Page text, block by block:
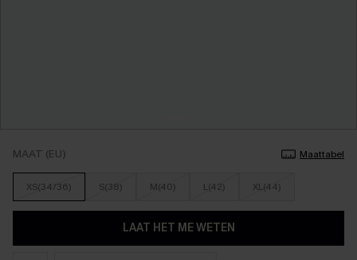
MAAT (EU) Maattabel
XS(34/36) S(38) M(40) L(42) XL(44)
LAAT HET ME WETEN